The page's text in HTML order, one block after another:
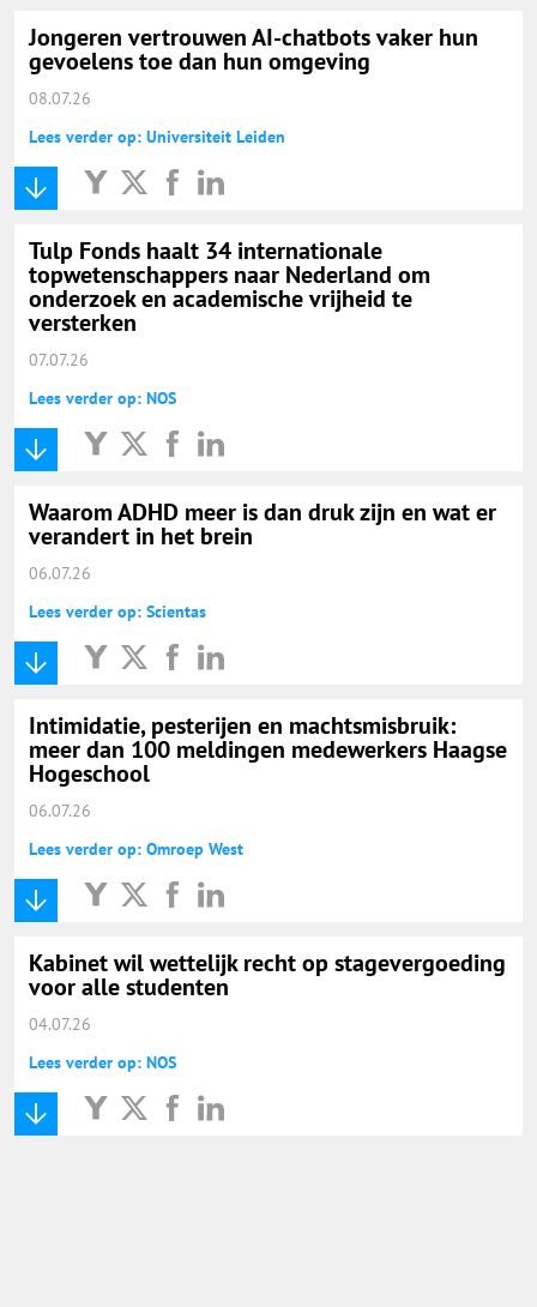
Jongeren vertrouwen AI-chatbots vaker hun
gevoelens toe dan hun omgeving
08.07.26
Lees verder op: Universiteit Leiden
Tulp Fonds haalt 34 internationale
topwetenschappers naar Nederland om
onderzoek en academische vrijheid te
versterken
07.07.26
Lees verder op: NOS
Waarom ADHD meer is dan druk zijn en wat er
verandert in het brein
06.07.26
Lees verder op: Scientas
Intimidatie, pesterijen en machtsmisbruik:
meer dan 100 meldingen medewerkers Haagse
Hogeschool
06.07.26
Lees verder op: Omroep West
Kabinet wil wettelijk recht op stagevergoeding
voor alle studenten
04.07.26
Lees verder op: NOS